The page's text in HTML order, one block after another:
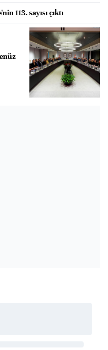
113. sayısı çıktı